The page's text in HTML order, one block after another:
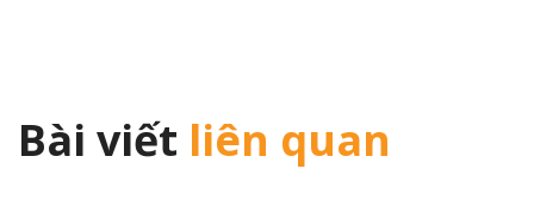
Bài viết liên quan